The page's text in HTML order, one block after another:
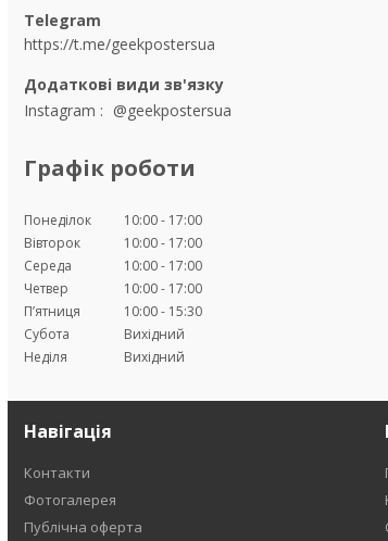
https://t.me/geekpostersua
Instagram @geekpostersua
Графік роботи
Понеділок 10:00
17:00
Вівторок
10:00
17:00
Середа
10:00
17:00
Четвер
10:00
17:00
Пʼятниця
10:00
15:30
Субота
Вихідний
Неділя
Вихідний
Навігація
Контакти
Фотогалерея
Публічна оферта